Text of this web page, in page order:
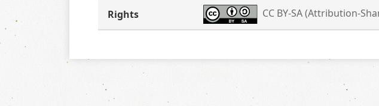
Rights CC BY-SA (Attribution-